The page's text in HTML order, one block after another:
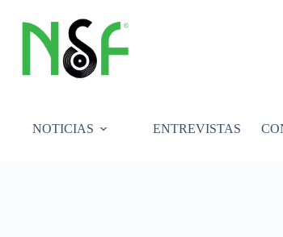
contenido
NOTICIAS ENTREVISTAS